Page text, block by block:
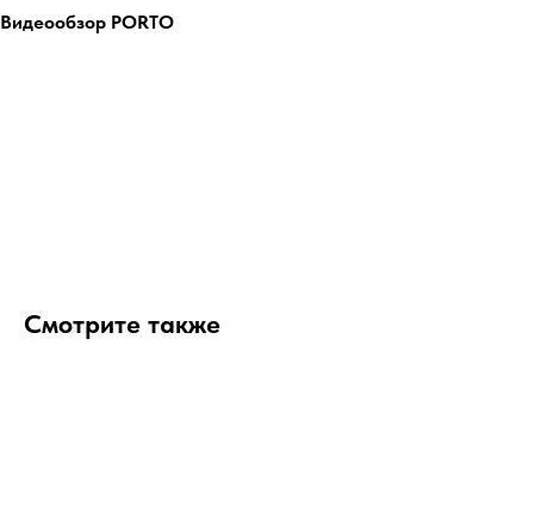
Видеообзор PORTO
Смотрите также